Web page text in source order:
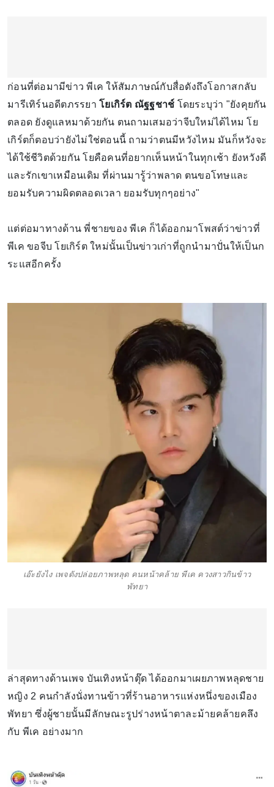
ก่อนที่ต่อมามีข่าว พีเค ให้สัมภาษณ์กับสื่อดังถึงโอกาสกลับ
มารีเทิร์นอดีตภรรยา โยเกิร์ต ณัฐฐชาช์ โดยระบุว่า "ยังคุยกัน
ตลอด ยังดูแลหมาด้วยกัน ตนถามเสมอว่าจีบใหม่ได้ไหม โย
เกิร์ตก็ตอบว่ายังไม่ใช่ตอนนี้ ถามว่าตนมีหวังไหม มันก็หวังจะ
ได้ใช้ชีวิตด้วยกัน โยคือคนที่อยากเห็นหน้าในทุกเช้า ยังหวังดี
และรักเขาเหมือนเดิม ที่ผ่านมารู้ว่าพลาด ตนขอโทษและ
ยอมรับความผิดตลอดเวลา ยอมรับทุกๆอย่าง"
แต่ต่อมาทางด้าน พี่ชายของ พีเค ก็ได้ออกมาโพสต์ว่าข่าวที่
พีเค ขอจีบ โยเกิร์ต ใหม่นั้นเป็นข่าวเก่าที่ถูกนำมาปั่นให้เป็นก
ระแสอีกครั้ง
เอ๊ะยังไง เพจดังปล่อยภาพหลุด คนหน้าคล้าย พีเค ควงสาวกินข้าว
พัทยา
ล่าสุดทางด้านเพจ บันเทิงหน้าตุ๊ด ได้ออกมาเผยภาพหลุดชาย
หญิง 2 คนกำลังนั่งทานข้าวที่ร้านอาหารแห่งหนึ่งของเมือง
พัทยา ซึ่งผู้ชายนั้นมีลักษณะรูปร่างหน้าตาละม้ายคล้ายคลึง
กับ พีเค อย่างมาก